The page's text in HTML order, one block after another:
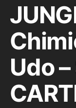
Udo –